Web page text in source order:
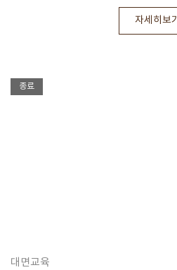
자세히보기
종료
대면교육